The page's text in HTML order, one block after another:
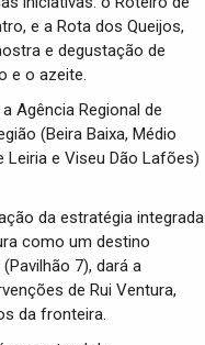
e a Rota dos Queijos,
e degustação de
e o azeite.
Agência Regional de
(Beira Baixa, Médio
Leiria e Viseu Dão Lafões)
da estratégia integrada
como um destino
7), dará a
de Rui Ventura,
da fronteira.